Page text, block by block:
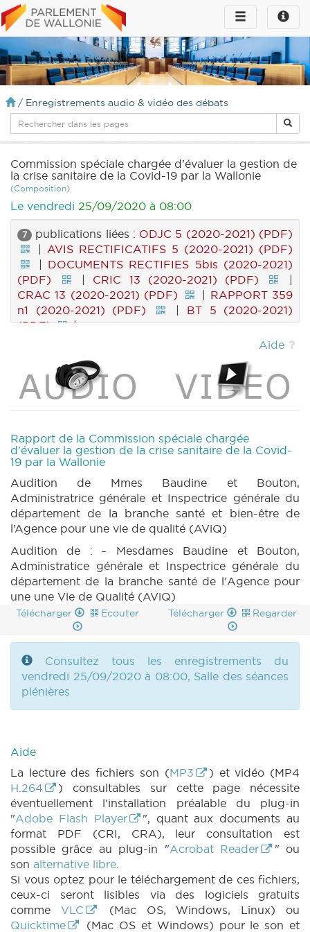
Toggle
infos
Toggle
navigation
/ Enregistrements audio & vidéo des débats
Commission spéciale chargée d'évaluer la gestion de
la crise sanitaire de la Covid-19 par la Wallonie
(Composition)
Le vendredi 25/09/2020 à 08:00
7 publications liées : ODJC 5 (2020-2021) (PDF)
|AVIS RECTIFICATIFS 5 (2020-2021) (PDF)
| DOCUMENTS RECTIFIES 5bis (2020-2021)
(PDF)
| CRIC 13 (2020-2021) (PDF)
|
CRAC 13 (2020-2021) (PDF)
| RAPPORT 359
n1 (2020-2021) (PDF)
| BT 5 (2020-2021)
(PDF)
|
Aide
Rapport de la Commission spéciale chargée
d'évaluer la gestion de la crise sanitaire de la Covid-
19 par la Wallonie
Audition de Mmes Baudine et Bouton,
Administratrice générale et Inspectrice générale du
département de la branche santé et bien-être de
l’Agence pour une vie de qualité (AViQ)
Audition de : - Mesdames Baudine et Bouton,
Administratice générale et Inspectrice générale du
département de la branche santé de l'Agence pour
une une Vie de Qualité (AViQ)
Télécharger Ecouter Télécharger Regarder
Consultez tous les enregistrements du
vendredi 25/09/2020 à 08:00, Salle des séances
plénières
Aide
La lecture des fichiers son (MP3
) et vidéo (MP4
H.264
) consultables sur cette page nécessite
éventuellement l'installation préalable du plug-in
"Adobe Flash Player
", quant aux documents au
format PDF (CRI, CRA), leur consultation est
possible grâce au plug-in "Acrobat Reader
" ou
son alternative libre.
Si vous optez pour le téléchargement de ces fichiers,
ceux-ci seront lisibles via des logiciels gratuits
comme VLC
(Mac OS, Windows, Linux) ou
Quicktime
(Mac OS et Windows) pour le son et